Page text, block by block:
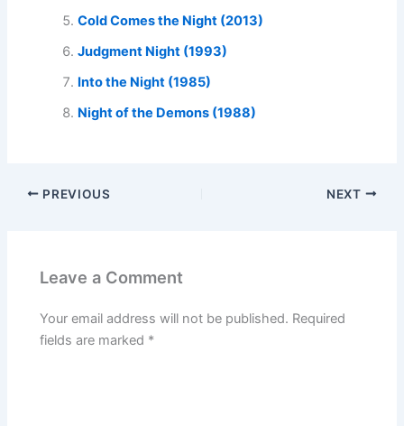
Cold Comes the Night (2013)
Judgment Night (1993)
Into the Night (1985)
Night of the Demons (1988)
PREVIOUS NEXT
Leave a Comment
Your email address will not be published. Required
fields are marked *